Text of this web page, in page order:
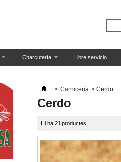
Charcutería Libre servicio
> Carnicería > Cerdo
Cerdo
Hi ha 21 productes.